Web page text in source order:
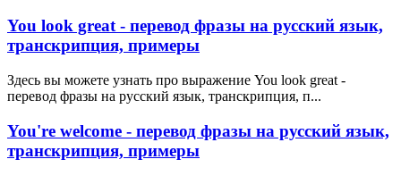
You look great - перевод фразы на русский язык,
транскрипция, примеры
Здесь вы можете узнать про выражение You look great -
перевод фразы на русский язык, транскрипция, п...
You're welcome - перевод фразы на русский язык,
транскрипция, примеры